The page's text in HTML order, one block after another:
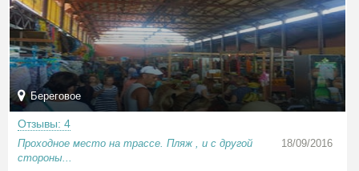
Береговое
Отзывы: 4
Проходное место на трассе. Пляж , и с другой
стороны...
18/09/2016